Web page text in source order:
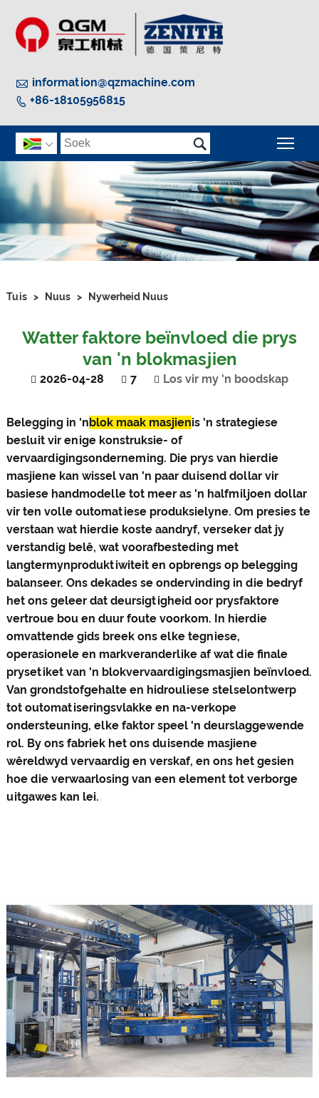
 information@qzmachine.com
 +86-18105956815
 
Tuis > Nuus > Nywerheid Nuus
Watter faktore beïnvloed die prys
van 'n blokmasjien
2026-04-28 7 Los vir my 'n boodskap
Belegging in 'nblok maak masjienis 'n strategiese
besluit vir enige konstruksie- of
vervaardigingsonderneming. Die prys van hierdie
masjiene kan wissel van 'n paar duisend dollar vir
basiese handmodelle tot meer as 'n halfmiljoen dollar
vir ten volle outomatiese produksielyne. Om presies te
verstaan ​​wat hierdie koste aandryf, verseker dat jy
verstandig belê, wat voorafbesteding met
langtermynproduktiwiteit en opbrengs op belegging
balanseer. Ons dekades se ondervinding in die bedryf
het ons geleer dat deursigtigheid oor prysfaktore
vertroue bou en duur foute voorkom. In hierdie
omvattende gids breek ons ​​elke tegniese,
operasionele en markveranderlike af wat die finale
prysetiket van 'n blokvervaardigingsmasjien beïnvloed.
Van grondstofgehalte en hidrouliese stelselontwerp
tot outomatiseringsvlakke en na-verkope
ondersteuning, elke faktor speel 'n deurslaggewende
rol. By ons fabriek het ons duisende masjiene
wêreldwyd vervaardig en verskaf, en ons het gesien
hoe die verwaarlosing van een element tot verborge
uitgawes kan lei.